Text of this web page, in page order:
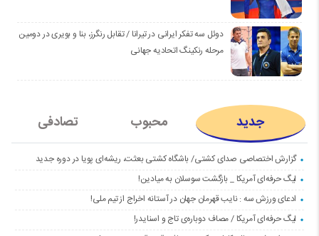
دوئل سه تفکر ایرانی در تیرانا / تقابل رنگرز، بنا و بویری در دومین
مرحله رنکینگ اتحادیه جهانی
جدید محبوب تصادفی
گزارش اختصاصی صدای کشتی/ باشگاه کشتی بعثت، ریشه‌ای پویا در دوره جدید
لیگ حرفه‌ای آمریکا _ بازگشت سوسلان به میادین!
ادعای ورزش سه : نایب قهرمان جهان در آستانه اخراج از تیم ملی!
لیگ حرفه‌ای آمریکا / مصاف دوباره‌ی تاج و اسنایدر!